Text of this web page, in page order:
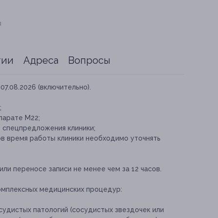
Адреса Вопросы
(включительно).
М22;
клиники;
время работы клиники необходимо уточнять
переносе записи не менее чем за 12 часов.
медицинских процедур:
патологий (сосудистых звездочек или